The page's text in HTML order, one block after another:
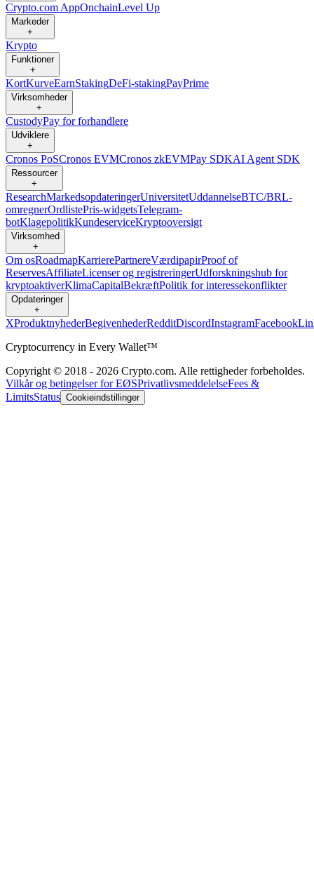
Crypto.com AppOnchainLevel Up
Markeder
+
Krypto
Funktioner
+
KortKurveEarnStakingDeFi-stakingPayPrime
Virksomheder
+
CustodyPay for forhandlere
Udviklere
+
Cronos PoSCronos EVMCronos zkEVMPay SDKAI Agent SDK
Ressourcer
+
ResearchMarkedsopdateringerUniversitetUddannelseBTC/BRL-
omregnerOrdlistePris-widgetsTelegram-
botKlagepolitikKundeserviceKryptooversigt
Virksomhed
+
Om osRoadmapKarrierePartnereVærdipapirProof of
ReservesAffiliateLicenser og registreringerUdforskningshub for
kryptoaktiverKlimaCapitalBekræftPolitik for interessekonflikter
Opdateringer
+
XProduktnyhederBegivenhederRedditDiscordInstagramFacebook
Cryptocurrency in Every Wallet™
Copyright © 2018 - 2026 Crypto.com. Alle rettigheder forbeholdes.
Vilkår og betingelser for EØSPrivatlivsmeddelelseFees &
LimitsStatus Cookieindstillinger